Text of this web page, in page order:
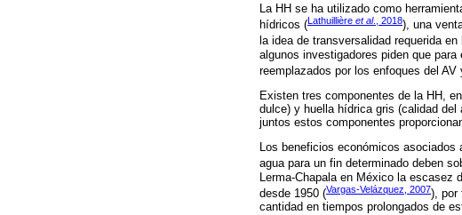
La HH se ha utilizado como
hídricos (Lathuillière et al., 2018), una
la idea de transversalidad requerida
algunos investigadores piden que
reemplazados por los enfoques del AV
Existen tres componentes de la HH,
dulce) y huella hídrica gris (calidad
juntos estos componentes
Los beneficios económicos asociados
agua para un fin determinado deben
Lerma-Chapala en México la escasez
desde 1950 (Vargas-Velázquez, 2007), por
cantidad en tiempos prolongados de